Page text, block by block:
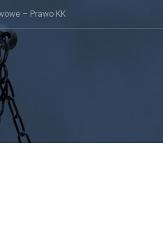
– Prawo KK